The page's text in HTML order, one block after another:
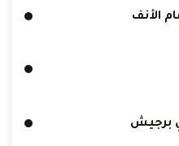
الأنف
برجيش